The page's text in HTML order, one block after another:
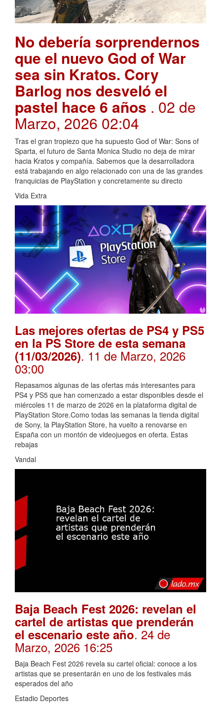
No debería sorprendernos
que el nuevo God of War
sea sin Kratos. Cory
Barlog nos desveló el
pastel hace 6 años . 02 de
Marzo, 2026 02:04
Tras el gran tropiezo que ha supuesto God of War: Sons of
Sparta, el futuro de Santa Monica Studio no deja de mirar
hacia Kratos y compañía. Sabemos que la desarrolladora
está trabajando en algo relacionado con una de las grandes
franquicias de PlayStation y concretamente su directo
Vida Extra
Las mejores ofertas de PS4 y PS5
en la PS Store de esta semana
(11/03/2026). 11 de Marzo, 2026
03:00
Repasamos algunas de las ofertas más interesantes para
PS4 y PS5 que han comenzado a estar disponibles desde el
miércoles 11 de marzo de 2026 en la plataforma digital de
PlayStation Store.Como todas las semanas la tienda digital
de Sony, la PlayStation Store, ha vuelto a renovarse en
España con un montón de videojuegos en oferta. Estas
rebajas
Vandal
Baja Beach Fest 2026: revelan el
cartel de artistas que prenderán
el escenario este año. 24 de
Marzo, 2026 16:25
Baja Beach Fest 2026 revela su cartel oficial: conoce a los
artistas que se presentarán en uno de los festivales más
esperados del año
Estadio Deportes